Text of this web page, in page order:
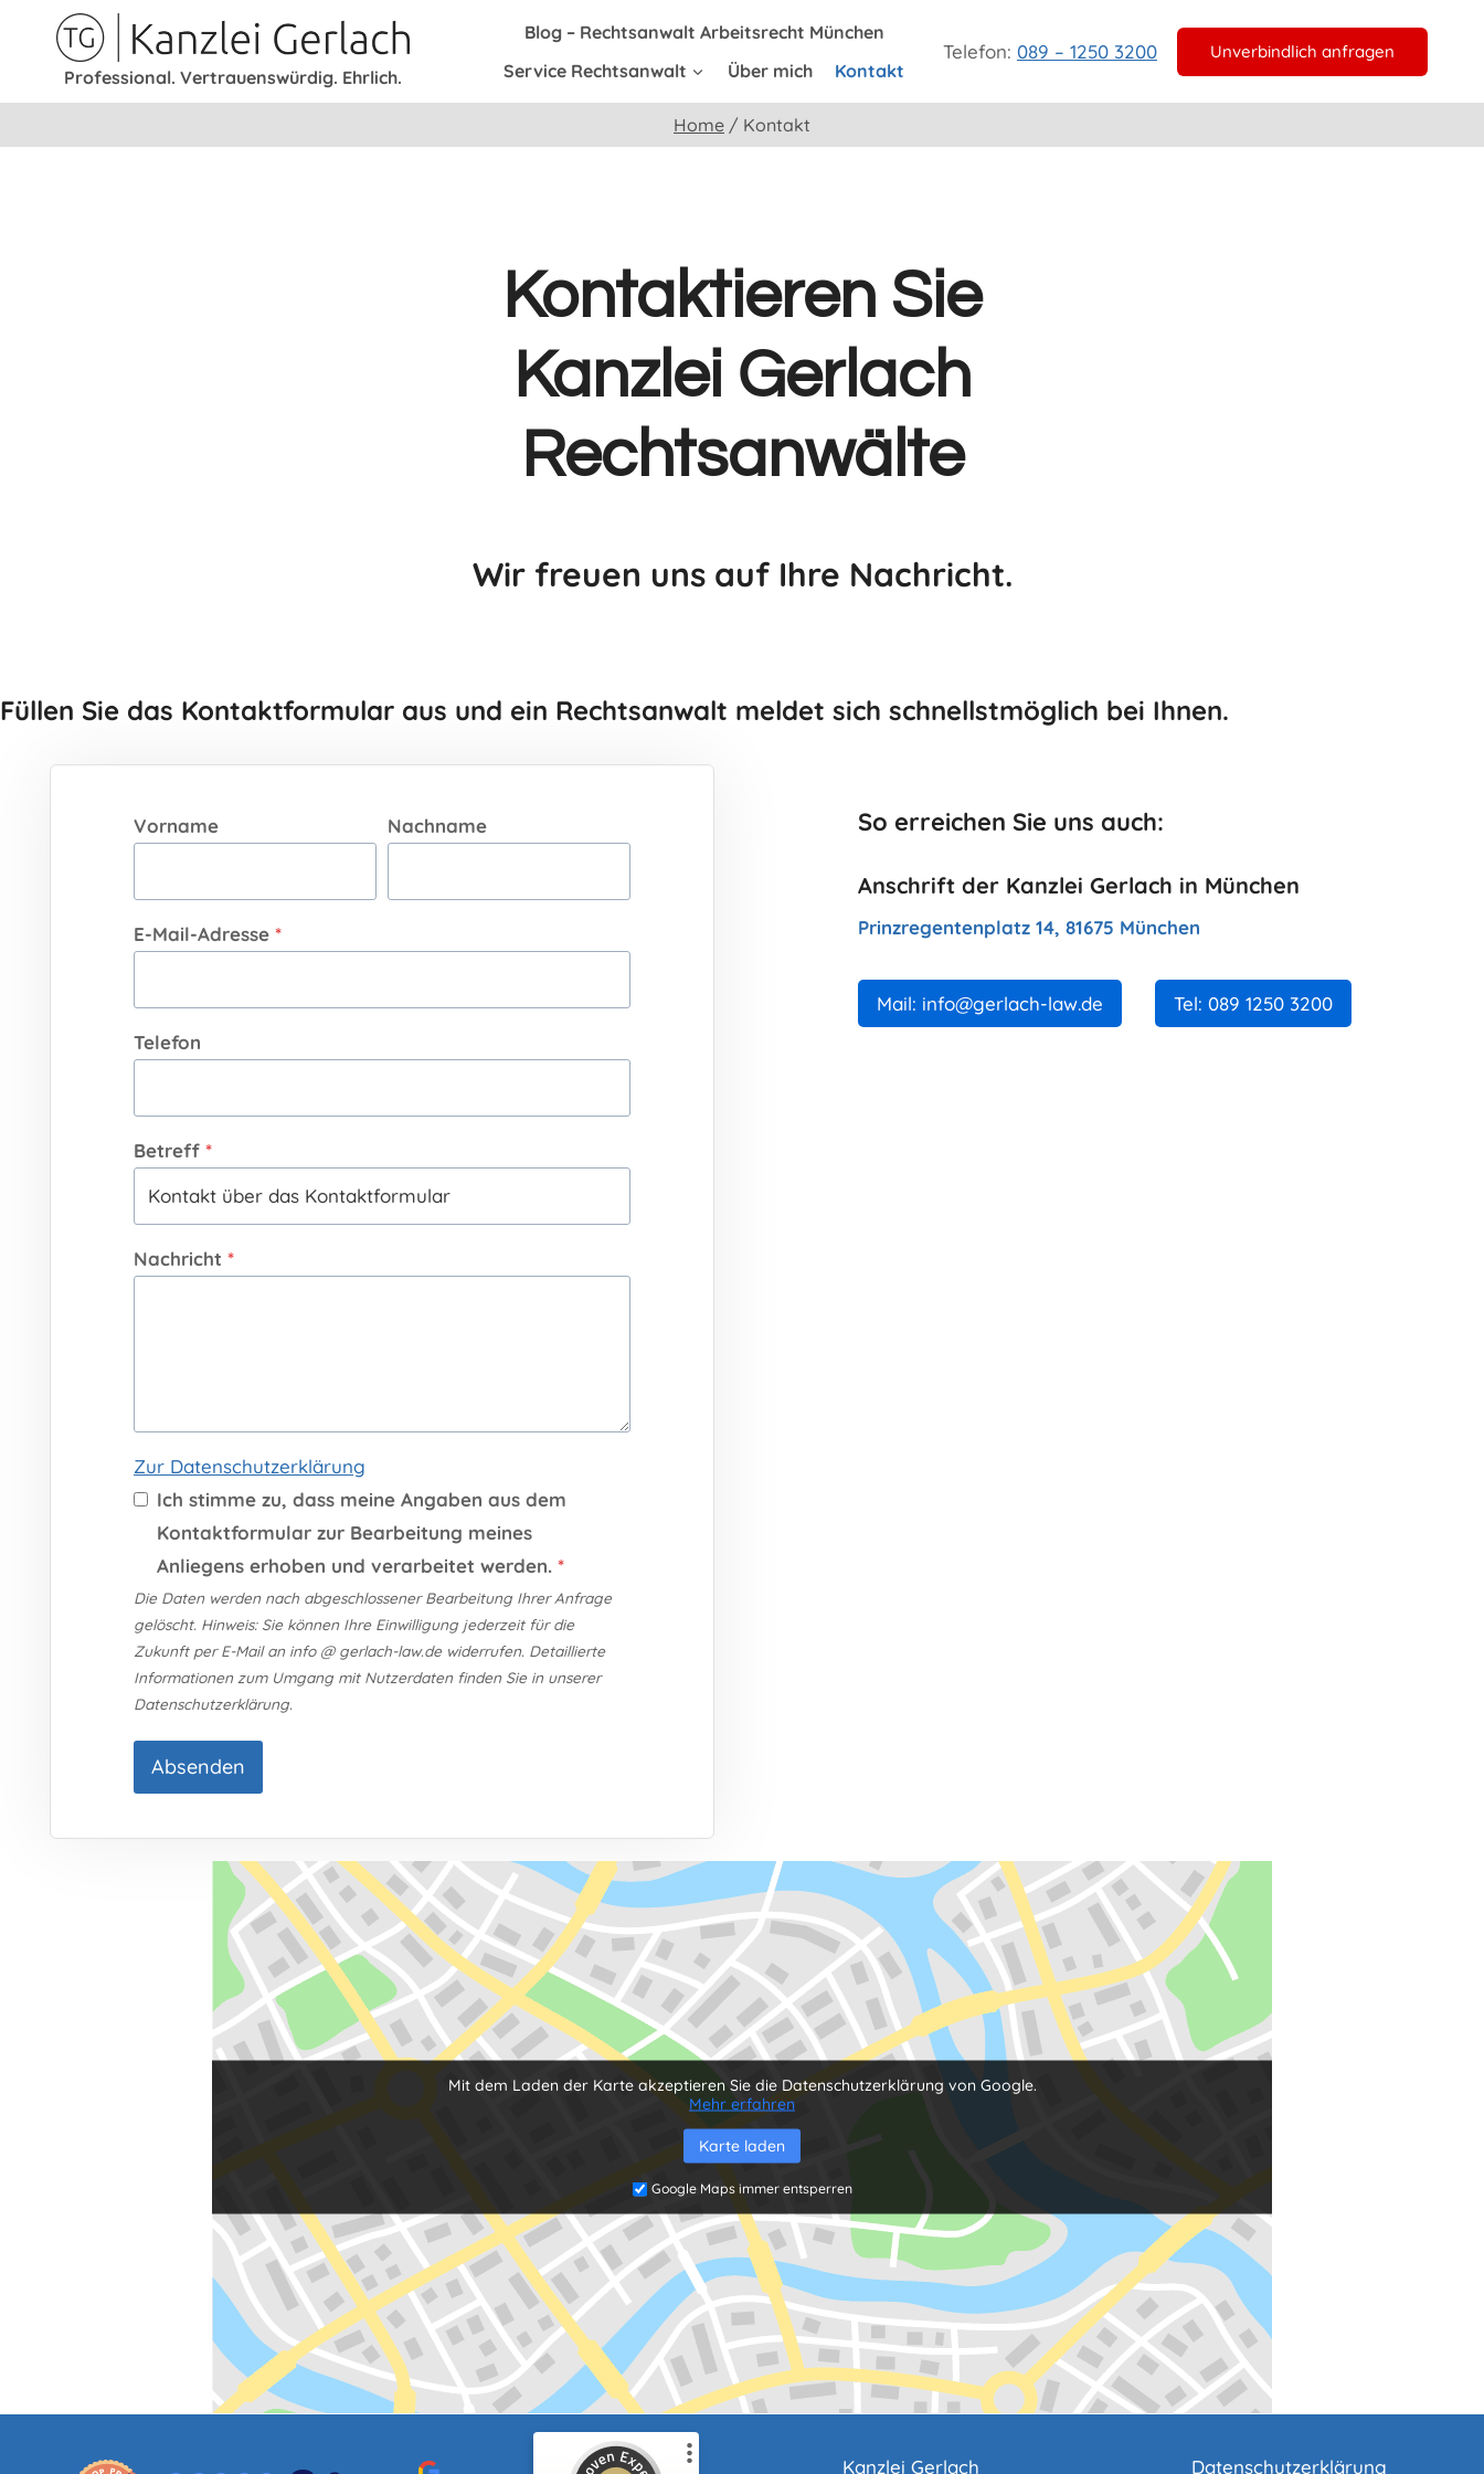
contentProfessional. Vertrauenswürdig. Ehrlich.
Blog – Rechtsanwalt Arbeitsrecht München
Service Rechtsanwalt
Über mich Kontakt
Telefon: 089 – 1250 3200 Unverbindlich anfragen
Home / Kontakt
Kontaktieren Sie
Kanzlei Gerlach
Rechtsanwälte
Wir freuen uns auf Ihre Nachricht.
Füllen Sie das Kontaktformular aus und ein Rechtsanwalt meldet sich schnellstmöglich bei Ihnen.
Vorname Nachname
E-Mail-Adresse *
Telefon
Betreff *
Nachricht *
Zur Datenschutzerklärung
Ich stimme zu, dass meine Angaben aus dem
Kontaktformular zur Bearbeitung meines
Anliegens erhoben und verarbeitet werden. *
Die Daten werden nach abgeschlossener Bearbeitung Ihrer Anfrage
gelöscht. Hinweis: Sie können Ihre Einwilligung jederzeit für die
Zukunft per E-Mail an info @ gerlach-law.de widerrufen. Detaillierte
Informationen zum Umgang mit Nutzerdaten finden Sie in unserer
Datenschutzerklärung.
Absenden
So erreichen Sie uns auch:
Anschrift der Kanzlei Gerlach in München
Prinzregentenplatz 14, 81675 München
Mail: info@gerlach-law.de Tel: 089 1250 3200
Mit dem Laden der Karte akzeptieren Sie die Datenschutzerklärung von Google.
Mehr erfahren
Karte laden
Google Maps immer entsperren
Kanzlei Gerlach Datenschutzerklärung